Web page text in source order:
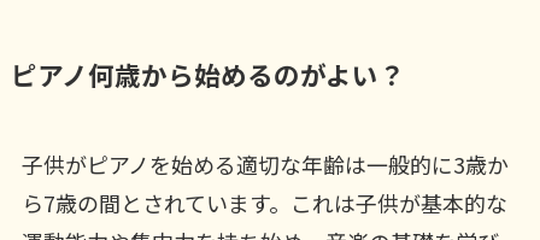
ピアノ何歳から始めるのがよい？
子供がピアノを始める適切な年齢は一般的に3歳か
ら7歳の間とされています。これは子供が基本的な